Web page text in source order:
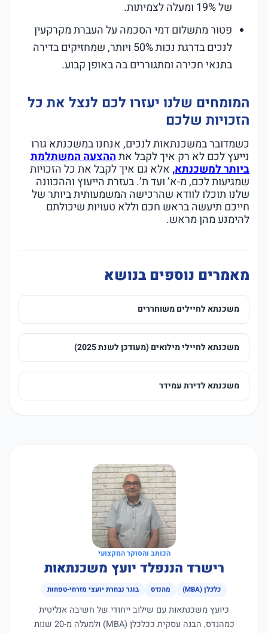
של 19% ומעלה לצמיתות.
פטור מתשלום דמי הסכמה על העברת מקרקעין
לנכים בדרגת נכות 50% ויותר, שמחזיקים בדירה
בתנאי חכירה ומתגוררים בה באופן קבוע.
המומחים שלנו יעזרו לכם לנצל את כל
הזכויות שלכם
כשמדובר במשכנתאות לנכים, אנחנו במשכנתא גורו
נייעץ לכם לא רק איך לקבל אתההצעה המשתלמת
ביותר למשכנתא,אלא גם איך לקבל את כל הזכויות
שמגיעות לכם, מ-א’ ועד ת’. בעזרת הייעוץ וההכוונה
שלנו תוכלו לוודא שהרכישה המשמעותית ביותר של
חייכם תיעשה בראש חכם וללא טעויות שיכולתם
להימנע מהן מראש.
מאמרים נוספים בנושא
משכנתא לחיילים משוחררים
משכנתא לחיילי מילואים (מעודכן לשנת 2025)
משכנתא לדירת עמידר
הכותב והסוקר המקצועי
רישרד הננפלד יועץ משכנתאות
כלכלן (MBA) מהנדס בוגר נבחרת יועצי מזרחי-טפחות
כיועץ משכנתאות עם שילוב ייחודי של חשיבה אנליטית
כמהנדס, הבנה עסקית ככלכלן (MBA) ולמעלה מ-20 שנות